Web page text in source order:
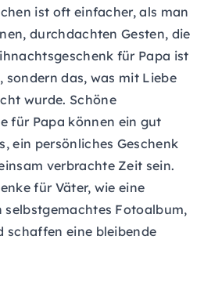
ist oft einfacher, als man
durchdachten Gesten, die
für Papa ist
das, was mit Liebe
wurde. Schöne
für Papa können ein gut
ein persönliches Geschenk
verbrachte Zeit sein.
für Väter, wie eine
selbstgemachtes Fotoalbum,
schaffen eine bleibende